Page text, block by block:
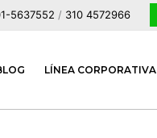
5637552 / 310 4572966
LÍNEA CORPORATIVA